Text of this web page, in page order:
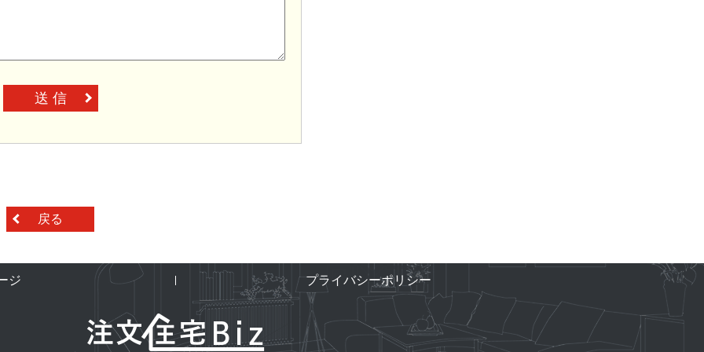
送 信
戻る
ジ プライバシーポリシー